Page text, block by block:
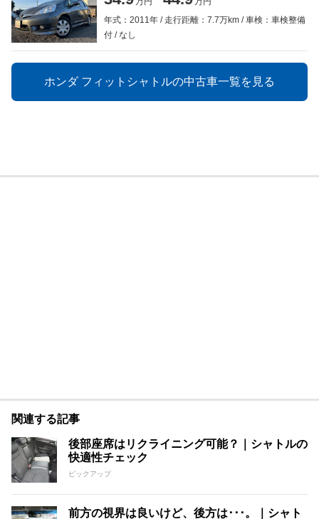
年式：2011年
走行距離：7.7万km
車検：車検整備
付
なし
ホンダ フィットシャトルの中古車一覧を見る
関連する記事
後部座席はリクライニング可能？｜シャトルの
快適性チェック
ピックアップ
前方の視界は良いけど、後方は･･･。｜シャト